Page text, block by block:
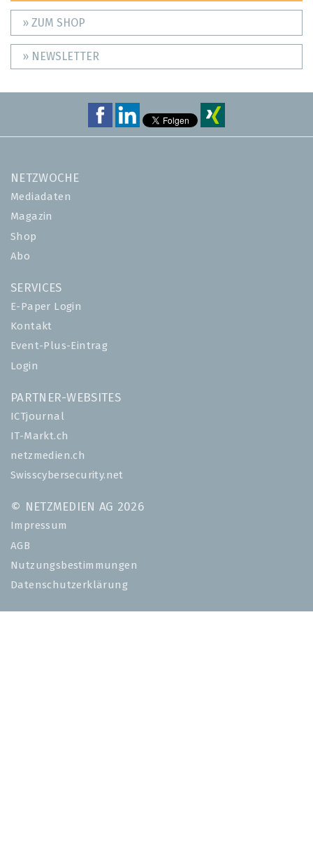
» ZUM SHOP
» NEWSLETTER
NETZWOCHE
Mediadaten
Magazin
Shop
Abo
SERVICES
E-Paper Login
Kontakt
Event-Plus-Eintrag
Login
PARTNER-WEBSITES
ICTjournal
IT-Markt.ch
netzmedien.ch
Swisscybersecurity.net
© NETZMEDIEN AG 2026
Impressum
AGB
Nutzungsbestimmungen
Datenschutzerklärung